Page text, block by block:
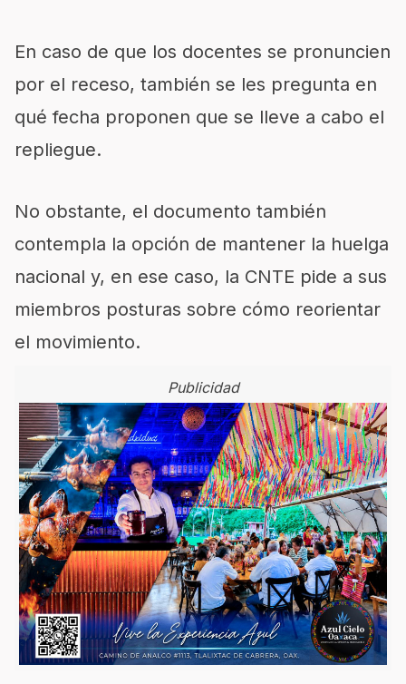
En caso de que los docentes se pronuncien
por el receso, también se les pregunta en
qué fecha proponen que se lleve a cabo el
repliegue.
No obstante, el documento también
contempla la opción de mantener la huelga
nacional y, en ese caso, la CNTE pide a sus
miembros posturas sobre cómo reorientar
el movimiento.
Publicidad